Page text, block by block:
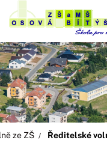
ze ZŠ Ředitelské